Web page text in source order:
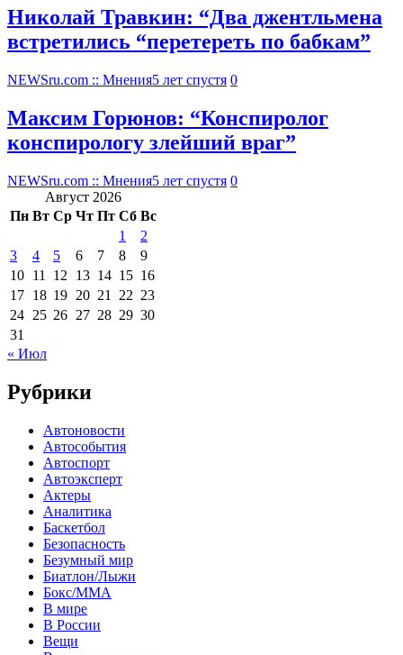
Николай Травкин: “Два джентльмена
встретились “перетереть по бабкам”
NEWSru.com :: Мнения5 лет спустя 0
Максим Горюнов: “Конспиролог
конспирологу злейший враг”
NEWSru.com :: Мнения5 лет спустя 0
Август 2026
Пн Вт Ср Чт Пт Сб Вс
1
2
3
4 5 6 7 8
9
10 11 12 13 14 15 16
17 18 19 20 21 22 23
24 25 26 27 28 29 30
31
« Июл
Рубрики
Автоновости
Автособытия
Автоспорт
Автоэксперт
Актеры
Аналитика
Баскетбол
Безопасность
Безумный мир
Биатлон/Лыжи
Бокс/MMA
В мире
В России
Вещи